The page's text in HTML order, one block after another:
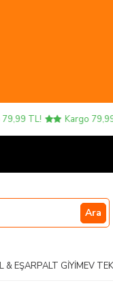
TL! Kargo 79,99
Ara
& EŞARPALT GIYIMEV